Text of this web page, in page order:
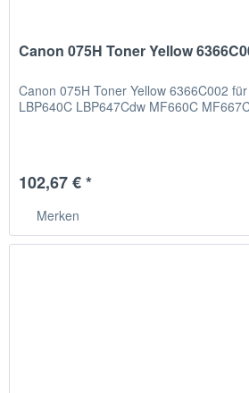
Canon 075H Toner Yellow
Canon 075H Toner Yellow 6366C002
LBP640C LBP647Cdw MF660C
102,67 € *
Merken